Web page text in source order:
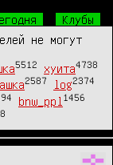
Клубы
не могут
5512 хуита4738
2587 log2374
bnw_ppl 1456